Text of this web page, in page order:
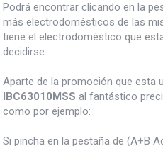
Podrá encontrar clicando en la
más electrodomésticos de las
tiene el electrodoméstico que
decidirse.
Aparte de la promoción que esta
IBC63010MSS al fantástico
como por ejemplo:
Si pincha en la pestaña de (A+B